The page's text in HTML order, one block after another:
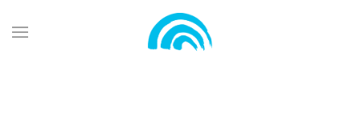
Zum Hauptinhalt springen